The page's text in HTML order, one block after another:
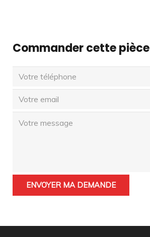
Commander cette pièce